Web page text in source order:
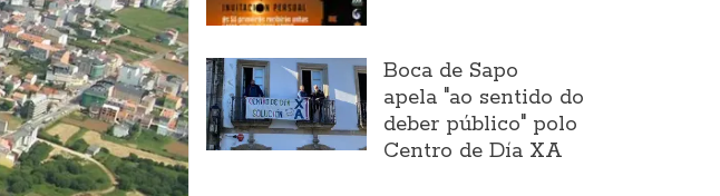
Boca de Sapo
apela "ao sentido do
deber público" polo
Centro de Día XA